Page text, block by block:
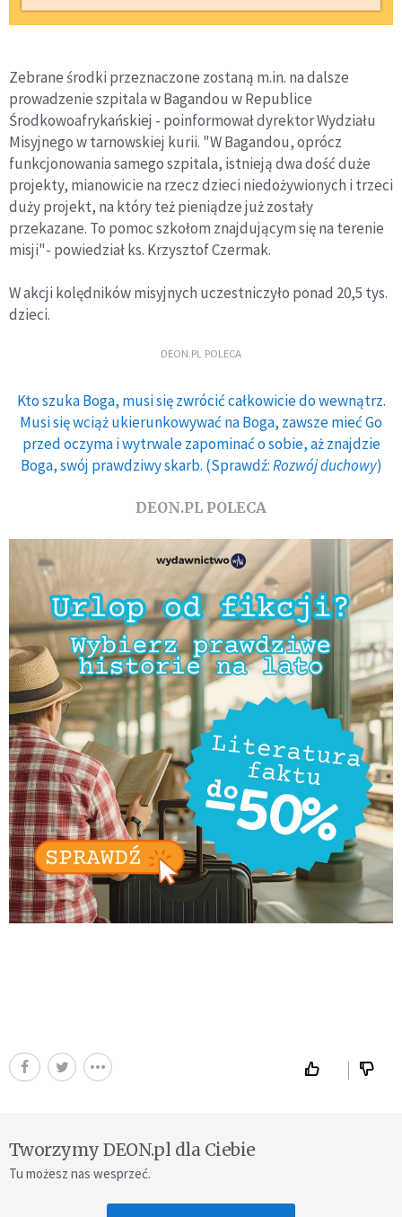
Zebrane środki przeznaczone zostaną m.in. na dalsze
prowadzenie szpitala w Bagandou w Republice
Środkowoafrykańskiej - poinformował dyrektor Wydziału
Misyjnego w tarnowskiej kurii. "W Bagandou, oprócz
funkcjonowania samego szpitala, istnieją dwa dość duże
projekty, mianowicie na rzecz dzieci niedożywionych i trzeci
duży projekt, na który też pieniądze już zostały
przekazane. To pomoc szkołom znajdującym się na terenie
misji"- powiedział ks. Krzysztof Czermak.
W akcji kolędników misyjnych uczestniczyło ponad 20,5 tys.
dzieci.
DEON.PL POLECA
Kto szuka Boga, musi się zwrócić całkowicie do wewnątrz.
Musi się wciąż ukierunkowywać na Boga, zawsze mieć Go
przed oczyma i wytrwale zapominać o sobie, aż znajdzie
Boga, swój prawdziwy skarb. (Sprawdź:Rozwój duchowy)
DEON.PL POLECA
Tworzymy DEON.pl dla Ciebie
Tu możesz nas wesprzeć.